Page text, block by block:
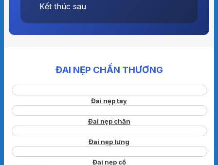
Kết thúc sau
ĐAI NẸP CHẤN THƯƠNG
Đai nẹp tay
Đai nẹp chân
Đai nẹp lưng
Đai nẹp cổ